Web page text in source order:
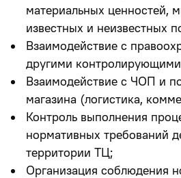
материальных ценностей,
известных и неизвестных
Взаимодействие с
другими
Взаимодействие с ЧОП и
магазина (логистика,
Контроль выполнения
нормативных требований
территории ТЦ;
Организация соблюдения